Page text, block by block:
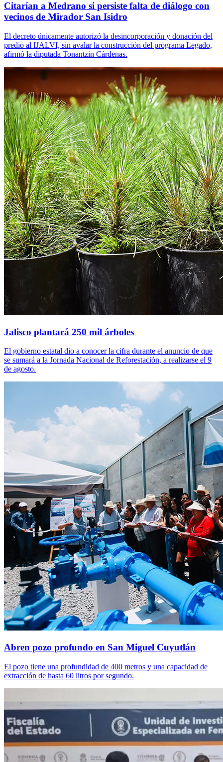
Citarían a Medrano si persiste falta de diálogo con
vecinos de Mirador San Isidro
El decreto únicamente autorizó la desincorporación y donación del
predio al IJALVI, sin avalar la construcción del programa Legado,
afirmó la diputada Tonantzin Cárdenas.
Jalisco plantará 250 mil árboles
El gobierno estatal dio a conocer la cifra durante el anuncio de que
se sumará a la Jornada Nacional de Reforestación, a realizarse el 9
de agosto.
Abren pozo profundo en San Miguel Cuyutlán
El pozo tiene una profundidad de 400 metros y una capacidad de
extracción de hasta 60 litros por segundo.